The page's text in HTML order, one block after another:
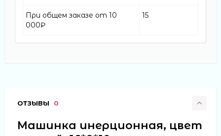
При общем заказе от 10
000₽
15
ОТЗЫВЫ 0
Машинка инерционная, цвет